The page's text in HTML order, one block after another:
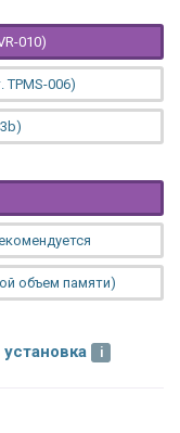
010)
006)
объем памяти)